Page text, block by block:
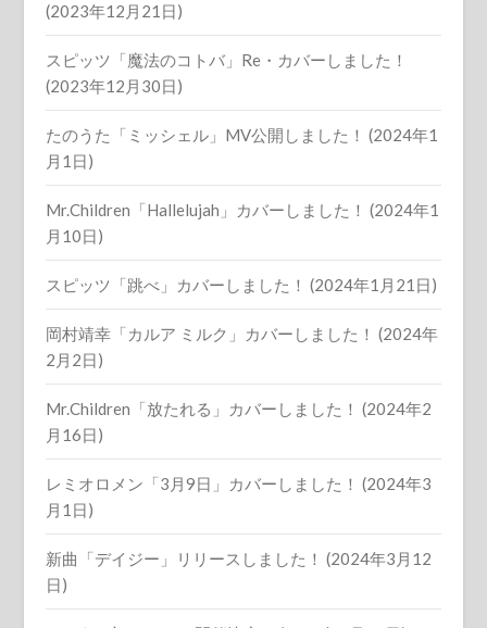
(2023年12月21日)
スピッツ「魔法のコトバ」Re・カバーしました！
(2023年12月30日)
たのうた「ミッシェル」MV公開しました！ (2024年1
月1日)
Mr.Children「Hallelujah」カバーしました！ (2024年1
月10日)
スピッツ「跳べ」カバーしました！ (2024年1月21日)
岡村靖幸「カルア ミルク」カバーしました！ (2024年
2月2日)
Mr.Children「放たれる」カバーしました！ (2024年2
月16日)
レミオロメン「3月9日」カバーしました！ (2024年3
月1日)
新曲「デイジー」リリースしました！ (2024年3月12
日)